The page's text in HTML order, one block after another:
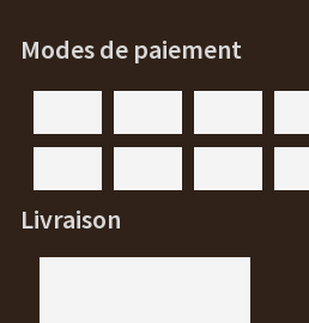
Modes de paiement
Livraison